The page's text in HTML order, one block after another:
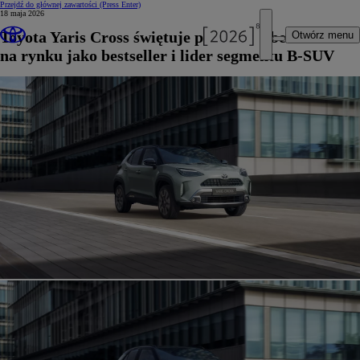
Przejdź do głównej zawartości (Press Enter)
Otwórz menu
18 maja 2026
Toyota Yaris Cross świętuje piąty rok obecności
na rynku jako bestseller i lider segmentu B-SUV